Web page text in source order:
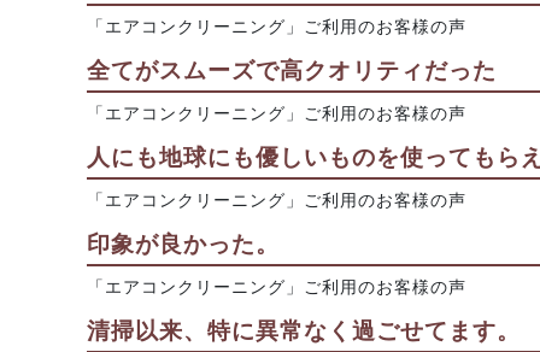
「エアコンクリーニング」ご利用のお客様の声
全てがスムーズで高クオリティだった
「エアコンクリーニング」ご利用のお客様の声
人にも地球にも優しいものを使ってもら
「エアコンクリーニング」ご利用のお客様の声
印象が良かった。
「エアコンクリーニング」ご利用のお客様の声
清掃以来、特に異常なく過ごせてます。